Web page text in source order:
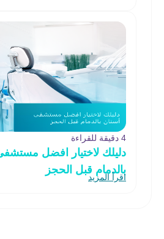
4 دقيقة للقراءة
دليلك لاختيار افضل
بالدمام قبل الحجز
اقرأ المزيد